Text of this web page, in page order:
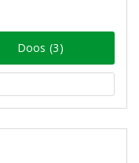
Doos (3)